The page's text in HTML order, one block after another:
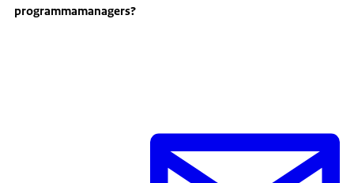
programmamanagers?